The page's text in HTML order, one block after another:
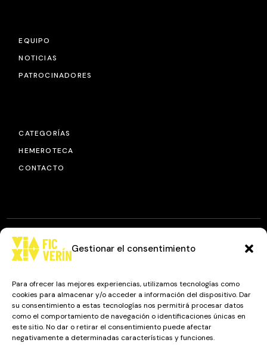
Gestionar el consentimiento
Para ofrecer las mejores experiencias, utilizamos tecnologías como
cookies para almacenar y/o acceder a información del dispositivo. Dar
su consentimiento a estas tecnologías nos permitirá procesar datos
como el comportamiento de navegación o identificaciones únicas en
este sitio. No dar o retirar el consentimiento puede afectar
negativamente a determinadas características y funciones.
EQUIPO
NOTICIAS
PATROCINADORES
CATEGORÍAS
HEMEROTECA
CONTACTO
Camino a Balnearios de Sousas
32600, Verín, Ourense